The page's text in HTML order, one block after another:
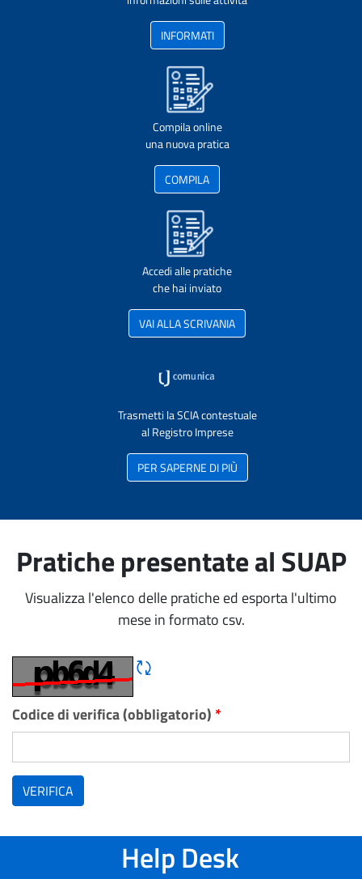
INFORMATI
Compila online
una nuova pratica
COMPILA
Accedi alle pratiche
che hai inviato
VAI ALLA SCRIVANIA
Trasmetti la SCIA contestuale
al Registro Imprese
PER SAPERNE DI PIÙ
Pratiche presentate al SUAP
Visualizza l'elenco delle pratiche ed esporta l'ultimo
mese in formato csv.
Rigene CAPTCHA
Codice di verifica (obbligatorio) *
VERIFICA
Help Desk